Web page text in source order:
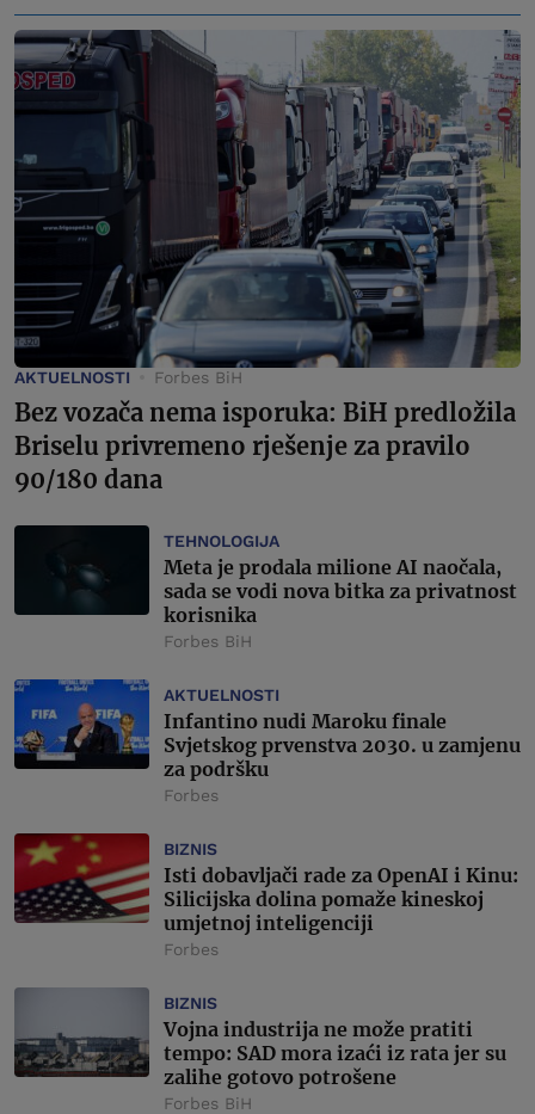
AKTUELNOSTI Forbes BiH
Bez vozača nema isporuka: BiH predložila
Briselu privremeno rješenje za pravilo
90/180 dana
TEHNOLOGIJA
Meta je prodala milione AI naočala,
sada se vodi nova bitka za privatnost
korisnika
Forbes BiH
AKTUELNOSTI
Infantino nudi Maroku finale
Svjetskog prvenstva 2030. u zamjenu
za podršku
Forbes
BIZNIS
Isti dobavljači rade za OpenAI i Kinu:
Silicijska dolina pomaže kineskoj
umjetnoj inteligenciji
Forbes
BIZNIS
Vojna industrija ne može pratiti
tempo: SAD mora izaći iz rata jer su
zalihe gotovo potrošene
Forbes BiH